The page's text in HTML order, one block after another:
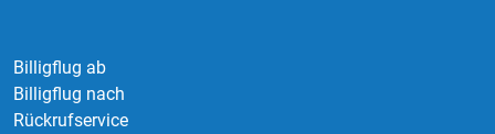
Billigflug ab
Billigflug nach
Rückrufservice